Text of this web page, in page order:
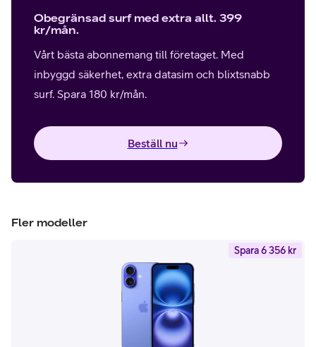
Obegränsad surf med extra allt. 399
kr/mån.
Vårt bästa abonnemang till företaget. Med
inbyggd säkerhet, extra datasim och blixtsnabb
surf. Spara 180 kr/mån.
Beställ nu
Fler modeller
Spara 6 356 kr